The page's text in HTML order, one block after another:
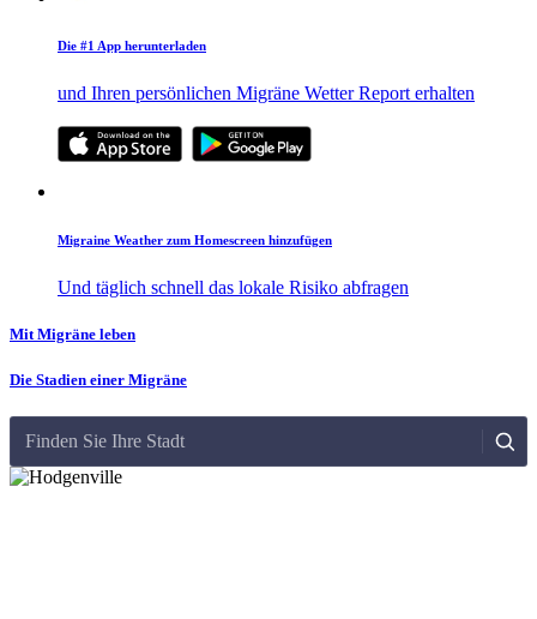
Die #1 App herunterladen
und Ihren persönlichen Migräne Wetter Report erhalten
Migraine Weather zum Homescreen hinzufügen
Und täglich schnell das lokale Risiko abfragen
Mit Migräne leben
Die Stadien einer Migräne
Finden Sie Ihre Stadt